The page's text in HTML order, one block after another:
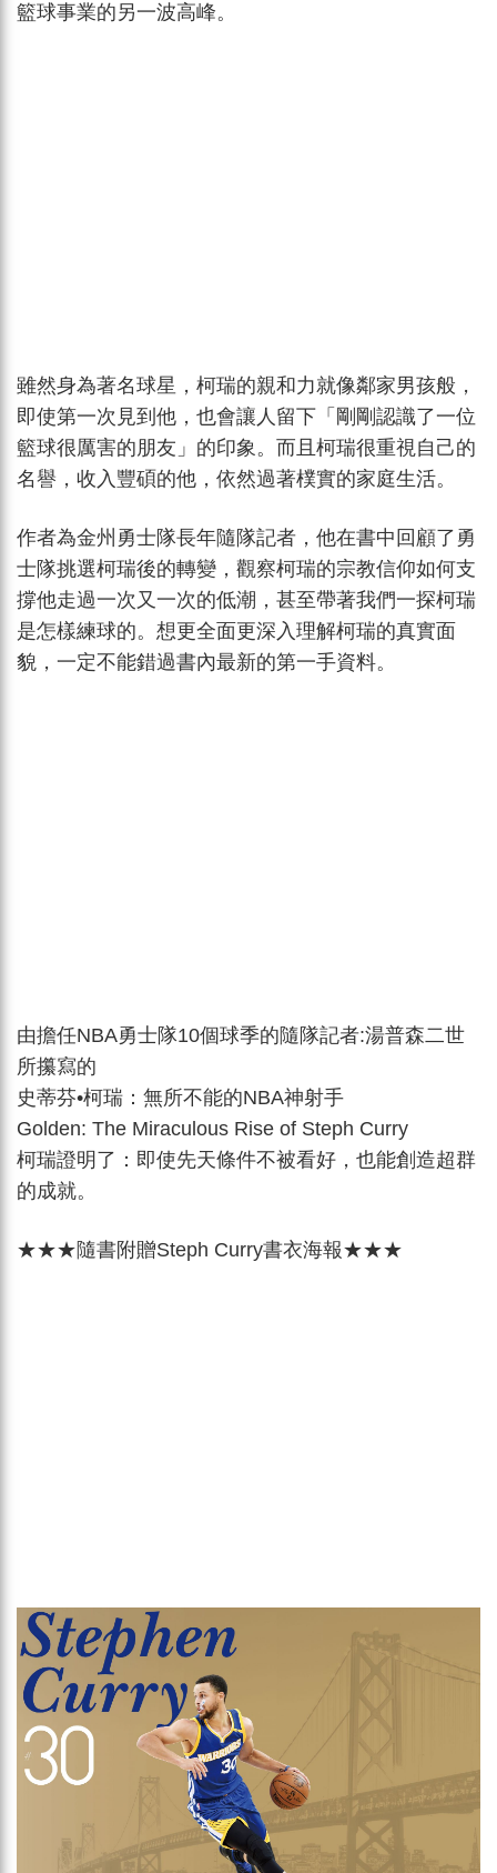
籃球事業的另一波高峰。
雖然身為著名球星，柯瑞的親和力就像鄰家男孩般，
即使第一次見到他，也會讓人留下「剛剛認識了一位
籃球很厲害的朋友」的印象。而且柯瑞很重視自己的
名譽，收入豐碩的他，依然過著樸實的家庭生活。
作者為金州勇士隊長年隨隊記者，他在書中回顧了勇
士隊挑選柯瑞後的轉變，觀察柯瑞的宗教信仰如何支
撐他走過一次又一次的低潮，甚至帶著我們一探柯瑞
是怎樣練球的。想更全面更深入理解柯瑞的真實面
貌，一定不能錯過書內最新的第一手資料。
由擔任NBA勇士隊10個球季的隨隊記者:湯普森二世
所攥寫的
史蒂芬•柯瑞：無所不能的NBA神射手
Golden: The Miraculous Rise of Steph Curry
柯瑞證明了：即使先天條件不被看好，也能創造超群
的成就。
★★★隨書附贈Steph Curry書衣海報★★★